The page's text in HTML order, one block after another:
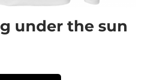
under the sun